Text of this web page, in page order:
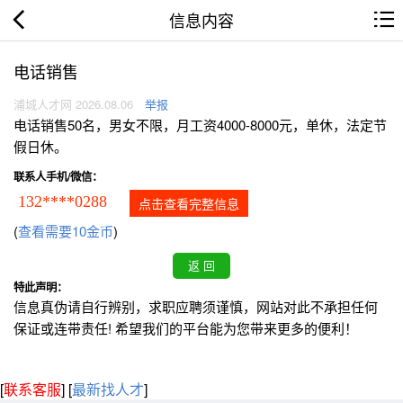
信息内容
电话销售
浦城人才网 2026.08.06 举报
电话销售50名，男女不限，月工资4000-8000元，单休，法定节
假日休。
联系人手机/微信：
132****0288 点击查看完整信息
(查看需要10金币)
特此声明：
信息真伪请自行辨别，求职应聘须谨慎，网站对此不承担任何
保证或连带责任! 希望我们的平台能为您带来更多的便利！
[联系客服] [最新找人才]